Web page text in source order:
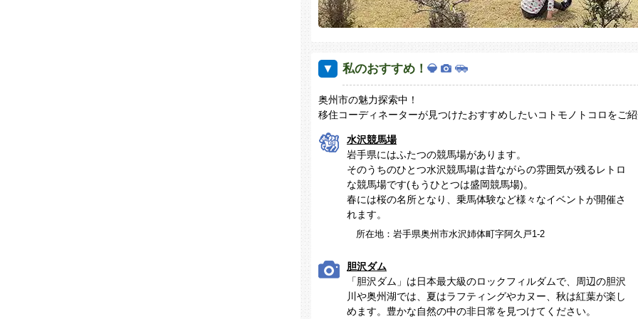
私のおすすめ！
奥州市の魅力探索中！
移住コーディネーターが見つけたおすすめしたいコトモノトコロをご
水沢競馬場
岩手県にはふたつの競馬場があります。
そのうちのひとつ水沢競馬場は昔ながらの雰囲気が残るレトロ
な競馬場です(もうひとつは盛岡競馬場)。
春には桜の名所となり、乗馬体験など様々なイベントが開催さ
れます。
所在地：岩手県奥州市水沢姉体町字阿久戸1-2
胆沢ダム
「胆沢ダム」は日本最大級のロックフィルダムで、周辺の胆沢
川や奥州湖では、夏はラフティングやカヌー、秋は紅葉が楽し
めます。豊かな自然の中の非日常を見つけてください。